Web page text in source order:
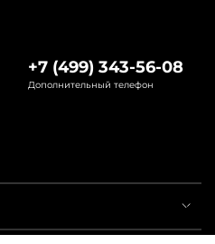
+7 (499) 343-56-08
Дополнительный телефон